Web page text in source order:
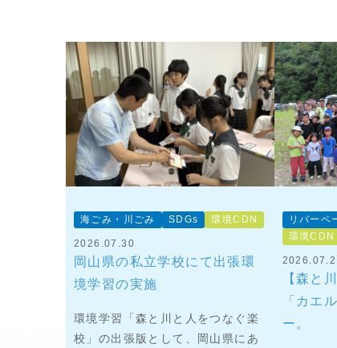
海ごみ・川ごみ SDGs 環境CDN
2026.07.30
岡山県の私立学校にて出張環
境学習の実施
環境学習「森と川と人をつなぐ楽
校」の出張版として、岡山県にあ
リバーベ
環境CDN
【森と
「カエ
ー。